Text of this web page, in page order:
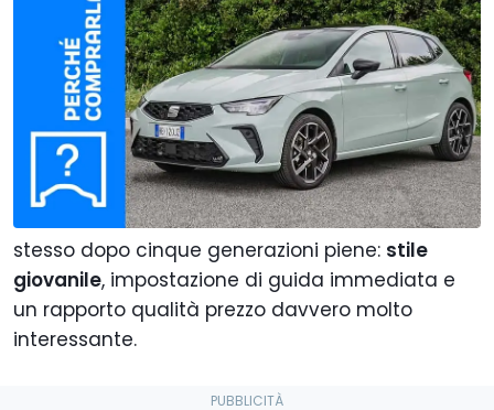
Di: Flavio Atzori
30 Magalle01:00
Aggiungi Motor1.com alle
fonti preferite su Google
La carta d'identità recita42 anni, ma l'animo da
"emociòn" della Seat Ibiza vuole rimanere lo
stesso dopo cinque generazioni piene: stile
giovanile, impostazione di guida immediata e
un rapporto qualità prezzo davvero molto
interessante.